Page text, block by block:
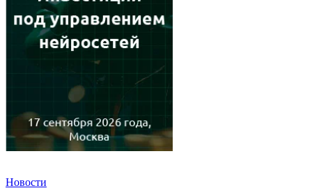
Новости